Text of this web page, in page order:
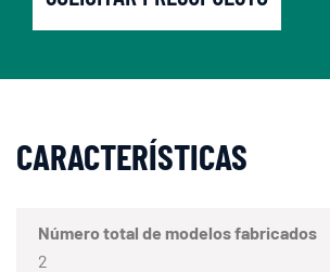
CARACTERÍSTICAS
Número total de modelos fabricados
2